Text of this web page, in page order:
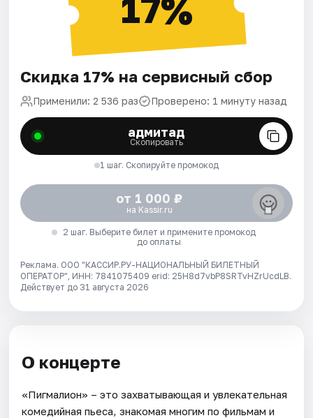
Скидка 17% на сервисный сбор
Применили: 2 536 раз Проверено: 1 минуту назад
адмитад
Скопировать
1 шаг. Скопируйте промокод
от 1 000 ₽
на Kassir.ru
2 шаг. Выберите билет и примените промокод
до оплаты
Реклама. ООО "КАССИР.РУ-НАЦИОНАЛЬНЫЙ БИЛЕТНЫЙ
ОПЕРАТОР", ИНН: 7841075409 erid: 25H8d7vbP8SRTvHZrUcdLB.
Действует до 31 августа 2026
О концерте
«Пигмалион» – это захватывающая и увлекательная
комедийная пьеса, знакомая многим по фильмам и